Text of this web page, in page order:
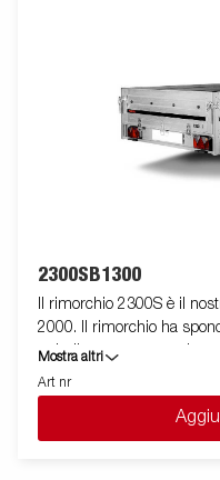
2300SB1300
Il rimorchio 2300S è il
2000. Il rimorchio ha
quindi consente un
caricare e presenta la
il carico di merci lunghe.
fissaggio carico interni
sempre ELLEBI offre un
Mostra altri
Art nr